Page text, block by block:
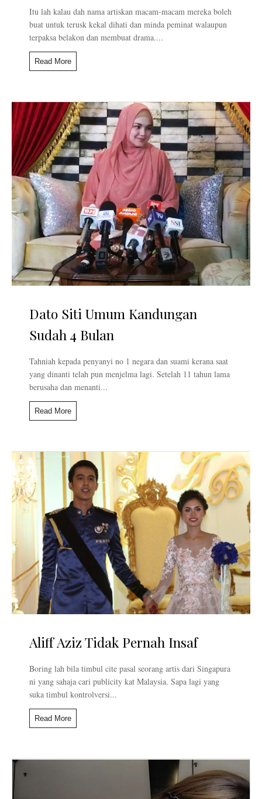
Itu lah kalau dah nama artiskan macam-macam mereka boleh
buat untuk terusk kekal dihati dan minda peminat walaupun
terpaksa belakon dan membuat drama....
Read More
Dato Siti Umum Kandungan
Sudah 4 Bulan
Tahniah kepada penyanyi no 1 negara dan suami kerana saat
yang dinanti telah pun menjelma lagi. Setelah 11 tahun lama
berusaha dan menanti...
Read More
Aliff Aziz Tidak Pernah Insaf
Boring lah bila timbul cite pasal seorang artis dari Singapura
ni yang sahaja cari publicity kat Malaysia. Sapa lagi yang
suka timbul kontrolversi...
Read More